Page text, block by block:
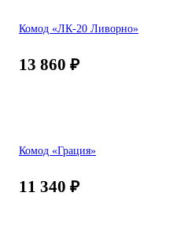
Комод «ЛК-20 Ливорно»
13 860 ₽
Комод «Грация»
11 340 ₽